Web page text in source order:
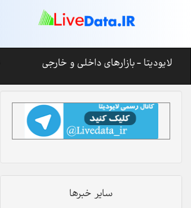
لایودیتا - بازارهای داخلی و خارجی
سایر خبرها